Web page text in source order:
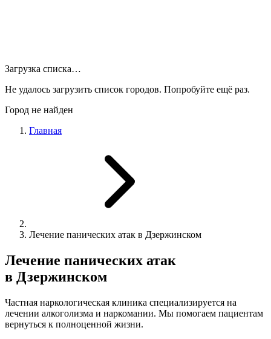
Загрузка списка…
Не удалось загрузить список городов. Попробуйте ещё раз.
Город не найден
Главная
Лечение панических атак в Дзержинском
Лечение панических атак
в Дзержинском
Частная наркологическая клиника специализируется на
лечении алкоголизма и наркомании. Мы помогаем пациентам
вернуться к полноценной жизни.